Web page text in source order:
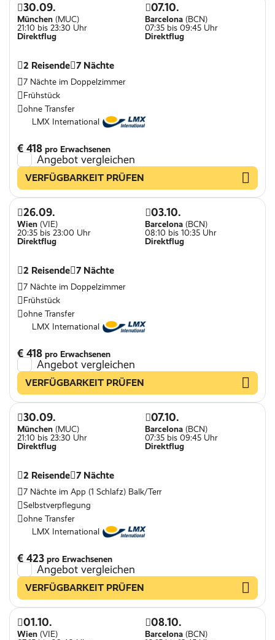
30.09.
München (MUC)
21:10 bis 23:30 Uhr
Direktflug
07.10.
Barcelona (BCN)
07:35 bis 09:45 Uhr
Direktflug
2 Reisende 7 Nächte
7 Nächte im Doppelzimmer
Frühstück
ohne Transfer
LMX International
€ 418 pro Erwachsenen
Angebot vergleichen
VERFÜGBARKEIT PRÜFEN
26.09.
Wien (VIE)
20:35 bis 23:00 Uhr
Direktflug
03.10.
Barcelona (BCN)
08:10 bis 10:35 Uhr
Direktflug
2 Reisende 7 Nächte
7 Nächte im Doppelzimmer
Frühstück
ohne Transfer
LMX International
€ 418 pro Erwachsenen
Angebot vergleichen
VERFÜGBARKEIT PRÜFEN
30.09.
München (MUC)
21:10 bis 23:30 Uhr
Direktflug
07.10.
Barcelona (BCN)
07:35 bis 09:45 Uhr
Direktflug
2 Reisende 7 Nächte
7 Nächte im App (1 Schlafz) Balk/Terr
Selbstverpflegung
ohne Transfer
LMX International
€ 423 pro Erwachsenen
Angebot vergleichen
VERFÜGBARKEIT PRÜFEN
01.10.
Wien (VIE)
08.10.
Barcelona (BCN)